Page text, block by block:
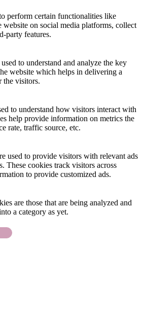
perform certain functionalities like
website on social media platforms, collect
party features.
to understand and analyze the key
website which helps in delivering a
the visitors.
to understand how visitors interact with
help provide information on metrics the
rate, traffic source, etc.
used to provide visitors with relevant ads
These cookies track visitors across
to provide customized ads.
are those that are being analyzed and
a category as yet.